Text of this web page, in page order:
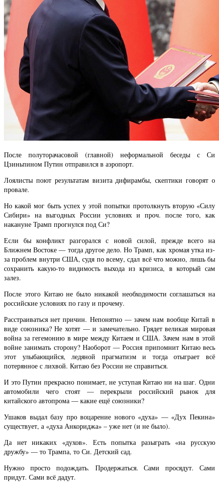
После полуторачасовой (главной) неформальной беседы с Си
Цзиньпином Путин отправился в аэропорт.
Лоялисты поют результатам визита дифирамбы, скептики говорят о
провале.
Но какой мог быть успех у этой попытки протолкнуть вторую «Силу
Сибири» на выгодных России условиях и проч. после того, как
накануне Трамп прогнулся под Си?
Если бы конфликт разгорался с новой силой, прежде всего на
Ближнем Востоке — тогда другое дело. Но Трамп, как хромая утка из-
за проблем внутри США, судя по всему, сдал всё что можно, лишь бы
сохранить какую-то видимость выхода из кризиса, в который сам
залез.
После этого Китаю не было никакой необходимости соглашаться на
российские условиях по газу и прочему.
Расстраиваться нет причин. Непонятно — зачем нам вообще Китай в
виде союзника? Не хотят — и замечательно. Грядет великая мировая
война за гегемонию в мире между Китаем и США. Зачем нам в этой
войне занимать сторону? Наоборот — Россия припомнит Китаю весь
этот улыбающийся, ледяной прагматизм и тогда отыграет всё
потерянное с лихвой. Китаю без России не справиться.
И это Путин прекрасно понимает, не уступая Китаю ни на шаг. Одни
автомобили чего стоят — перекрыли российский рынок для
китайского автопрома — какие ещё союзники?
Ушаков выдал базу про воцарение нового «духа» — «Дух Пекина»
существует, а «духа Анкориджа» – уже нет (и не было).
Да нет никаких «духов». Есть попытка разыграть «на русскую
дружбу» — то Трампа, то Си. Детский сад.
Нужно просто подождать. Продержаться. Сами просядут. Сами
придут. Сами всё дадут.